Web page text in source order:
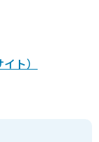
ト）